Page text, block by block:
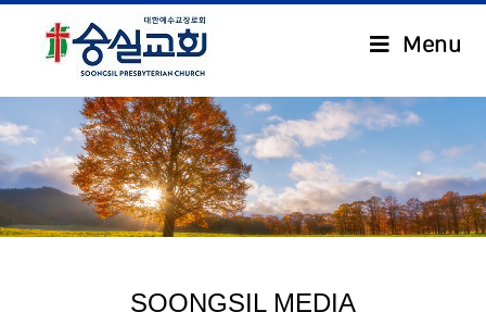
Menu
.
SOONGSIL MEDIA